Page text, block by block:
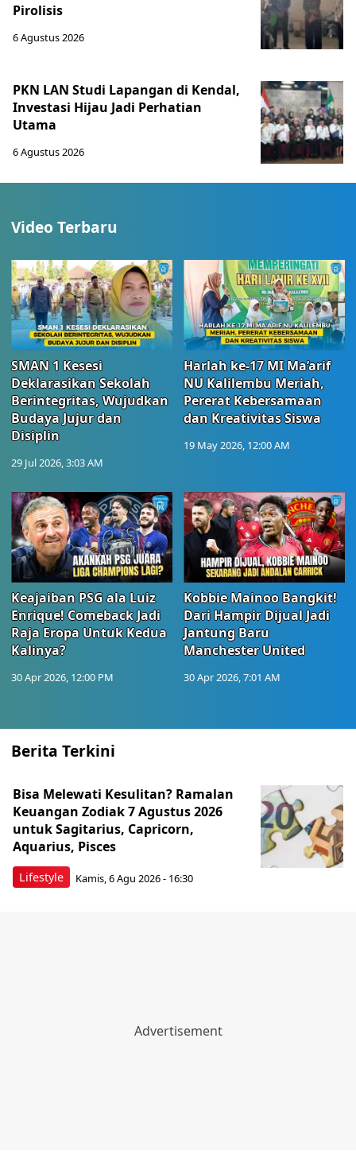
Pirolisis
6 Agustus 2026
PKN LAN Studi Lapangan di Kendal,
Investasi Hijau Jadi Perhatian
Utama
6 Agustus 2026
Video Terbaru
SMAN 1 Kesesi
Deklarasikan Sekolah
Berintegritas, Wujudkan
Budaya Jujur dan
Disiplin
29 Jul 2026, 3:03 AM
Harlah ke-17 MI Ma’arif
NU Kalilembu Meriah,
Pererat Kebersamaan
dan Kreativitas Siswa
19 May 2026, 12:00 AM
Keajaiban PSG ala Luiz
Enrique! Comeback Jadi
Raja Eropa Untuk Kedua
Kalinya?
30 Apr 2026, 12:00 PM
Kobbie Mainoo Bangkit!
Dari Hampir Dijual Jadi
Jantung Baru
Manchester United
30 Apr 2026, 7:01 AM
Berita Terkini
Lifestyle
Bisa Melewati Kesulitan? Ramalan
Keuangan Zodiak 7 Agustus 2026
untuk Sagitarius, Capricorn,
Aquarius, Pisces
Kamis, 6 Agu 2026 - 16:30